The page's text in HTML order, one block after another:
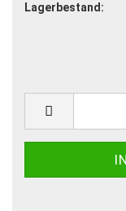
Lagerbestand: